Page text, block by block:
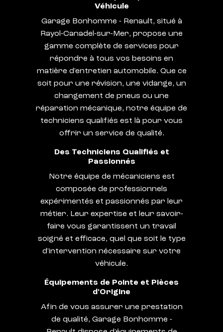
Véhicule
Garage Bonhomme - Renault, situé à
Rayol-Canadel-sur-Mer, propose une
gamme complète de services pour
répondre à tous vos besoins en
matière d'entretien automobile. Que ce
soit pour une révision, une vidange, un
changement de pneus ou une
réparation mécanique, notre équipe de
techniciens qualifiés est là pour vous
offrir un service de qualité.
Des Techniciens Qualifiés et
Passionnés
Notre équipe de mécaniciens est
composée de professionnels
expérimentés et passionnés par leur
métier. Leur expertise et leur savoir-
faire vous garantissent un travail
soigné et efficace, quel que soit le type
d'intervention nécessaire sur votre
véhicule.
Équipements de Pointe et Pièces
d'Origine
Afin de vous assurer une prestation
de qualité, Garage Bonhomme -